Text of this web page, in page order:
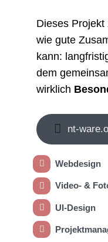
Dieses
wie gute
kann:
dem
wirklich
nt-
Webdesign
Video- &
UI-Design